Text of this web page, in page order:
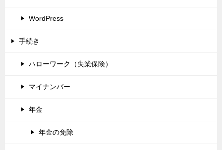
WordPress
手続き
ハローワーク（失業保険）
マイナンバー
年金
年金の免除